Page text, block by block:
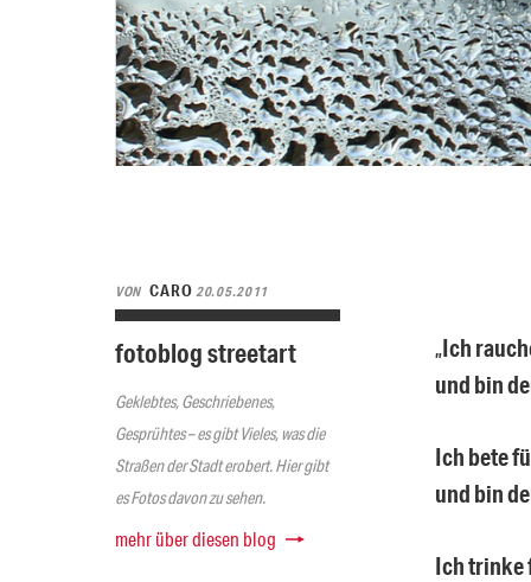
VON CARO20.05.2011
fotoblog streetart
Geklebtes, Geschriebenes,
Gesprühtes – es gibt Vieles, was die
Straßen der Stadt erobert. Hier gibt
es Fotos davon zu sehen.
mehr über diesen blog
„Ich
und bin
Ich bete
und bin
Ich trinke